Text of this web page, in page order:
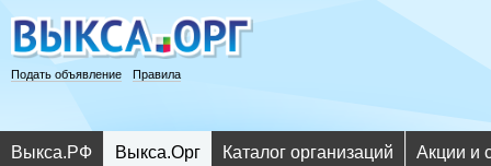
Подать объявление Правила
Выкса.РФ Выкса.Орг Каталог организаций Акции и